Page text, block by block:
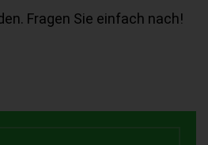
Fragen Sie einfach nach!